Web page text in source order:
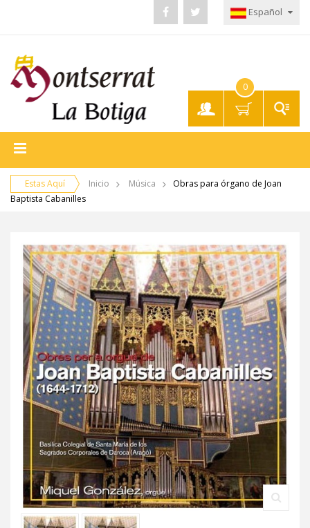
Cuenta
Español
0
Estas Aquí Inicio Música
Obras para órgano de Joan
Baptista Cabanilles